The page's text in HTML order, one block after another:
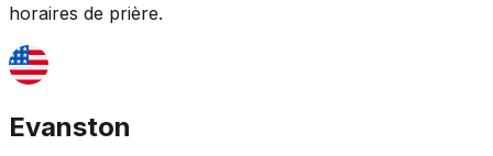
horaires de prière.
Evanston